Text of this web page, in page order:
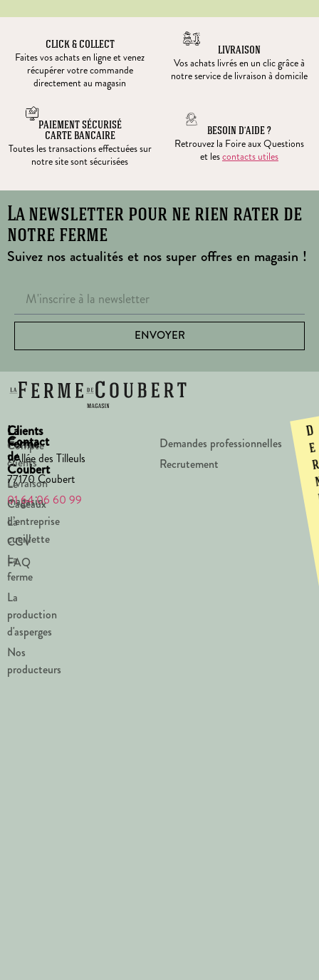
CLICK & COLLECT
Faites vos achats en ligne et venez
récupérer votre commande
directement au magasin
LIVRAISON
Vos achats livrés en un clic grâce à
notre service de livraison à domicile
PAIEMENT SÉCURISÉ
CARTE BANCAIRE
Toutes les transactions effectuées sur
notre site sont sécurisées
BESOIN D’AIDE ?
Retrouvez la Foire aux Questions
et lescontacts utiles
La newsletter pour ne rien rater de
notre ferme
Suivez nos actualités et nos super offres en magasin !
ENVOYER
La
Ferme
de
Coubert
Le
magasin
La
cueillette
La
ferme
La
production
d'asperges
Nos
producteurs
Clients
Compte
clients
Livraison
Cadeaux
d’entreprise
CGV
FAQ
Contact
1 Allée des Tilleuls
77170 Coubert
01 64 06 60 99
Demandes professionnelles
Recrutement
D
e